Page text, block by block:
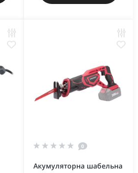
0
Акумуляторна шабельна